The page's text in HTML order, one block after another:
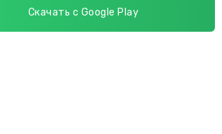
Скачать с Google Play